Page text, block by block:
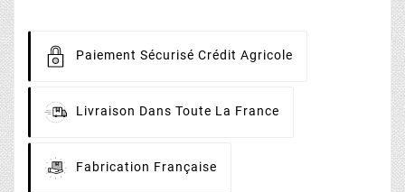
Paiement Sécurisé Crédit Agricole
Livraison Dans Toute La France
Fabrication Française